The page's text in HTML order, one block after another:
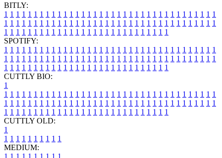
BITLY:
1 1 1 1 1 1 1 1 1 1 1 1 1 1 1 1 1 1 1 1 1 1 1 1 1 1 1 1 1 1 1 1 1 1 1 1
1 1 1 1 1 1 1 1 1 1 1 1 1 1 1 1 1 1 1 1 1 1 1 1 1 1 1 1 1 1 1 1 1 1 1 1
1 1 1 1 1 1 1 1 1 1 1 1 1 1 1 1 1 1 1 1 1 1 1 1 1 1 1 1
SPOTIFY:
1 1 1 1 1 1 1 1 1 1 1 1 1 1 1 1 1 1 1 1 1 1 1 1 1 1 1 1 1 1 1 1 1 1 1 1
1 1 1 1 1 1 1 1 1 1 1 1 1 1 1 1 1 1 1 1 1 1 1 1 1 1 1 1 1 1 1 1 1 1 1 1
1 1 1 1 1 1 1 1 1 1 1 1 1 1 1 1 1 1 1 1 1 1 1 1 1 1 1 1
CUTTLY BIO:
1
1 1 1 1 1 1 1 1 1 1 1 1 1 1 1 1 1 1 1 1 1 1 1 1 1 1 1 1 1 1 1 1 1 1 1 1
1 1 1 1 1 1 1 1 1 1 1 1 1 1 1 1 1 1 1 1 1 1 1 1 1 1 1 1 1 1 1 1 1 1 1 1
1 1 1 1 1 1 1 1 1 1 1 1 1 1 1 1 1 1 1 1 1 1 1 1 1 1 1 1
CUTTLY OLD:
1
1 1 1 1 1 1 1 1 1 1
MEDIUM:
1 1 1 1 1 1 1 1 1 1